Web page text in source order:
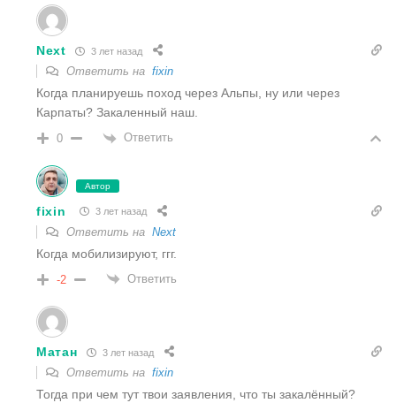
Next 3 лет назад
Ответить на fixin
Когда планируешь поход через Альпы, ну или через
Карпаты? Закаленный наш.
0 Ответить
Автор
fixin 3 лет назад
Ответить на Next
Когда мобилизируют, ггг.
-2 Ответить
Матан 3 лет назад
Ответить на fixin
Тогда при чем тут твои заявления, что ты закалённый?